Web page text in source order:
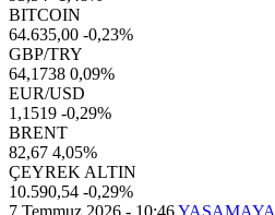
BITCOIN
64.635,00 -0,23%
GBP/TRY
64,1738 0,09%
EUR/USD
1,1519 -0,29%
BRENT
82,67 4,05%
ÇEYREK ALTIN
10.590,54 -0,29%
7 Temmuz 2026 - 10:46